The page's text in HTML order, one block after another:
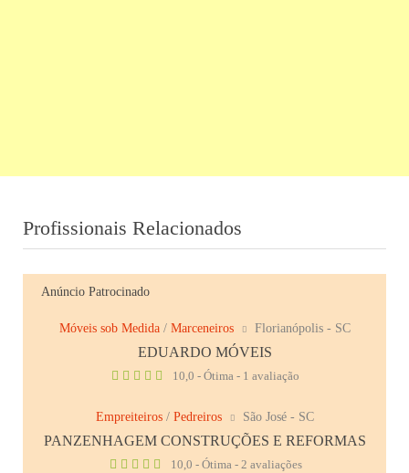
Profissionais Relacionados
Anúncio Patrocinado
Móveis sob Medida/ Marceneiros Florianópolis - SC
EDUARDO MÓVEIS
10,0 - Ótima - 1 avaliação
Empreiteiros/ Pedreiros São José - SC
PANZENHAGEM CONSTRUÇÕES E REFORMAS
10,0 - Ótima - 2 avaliações